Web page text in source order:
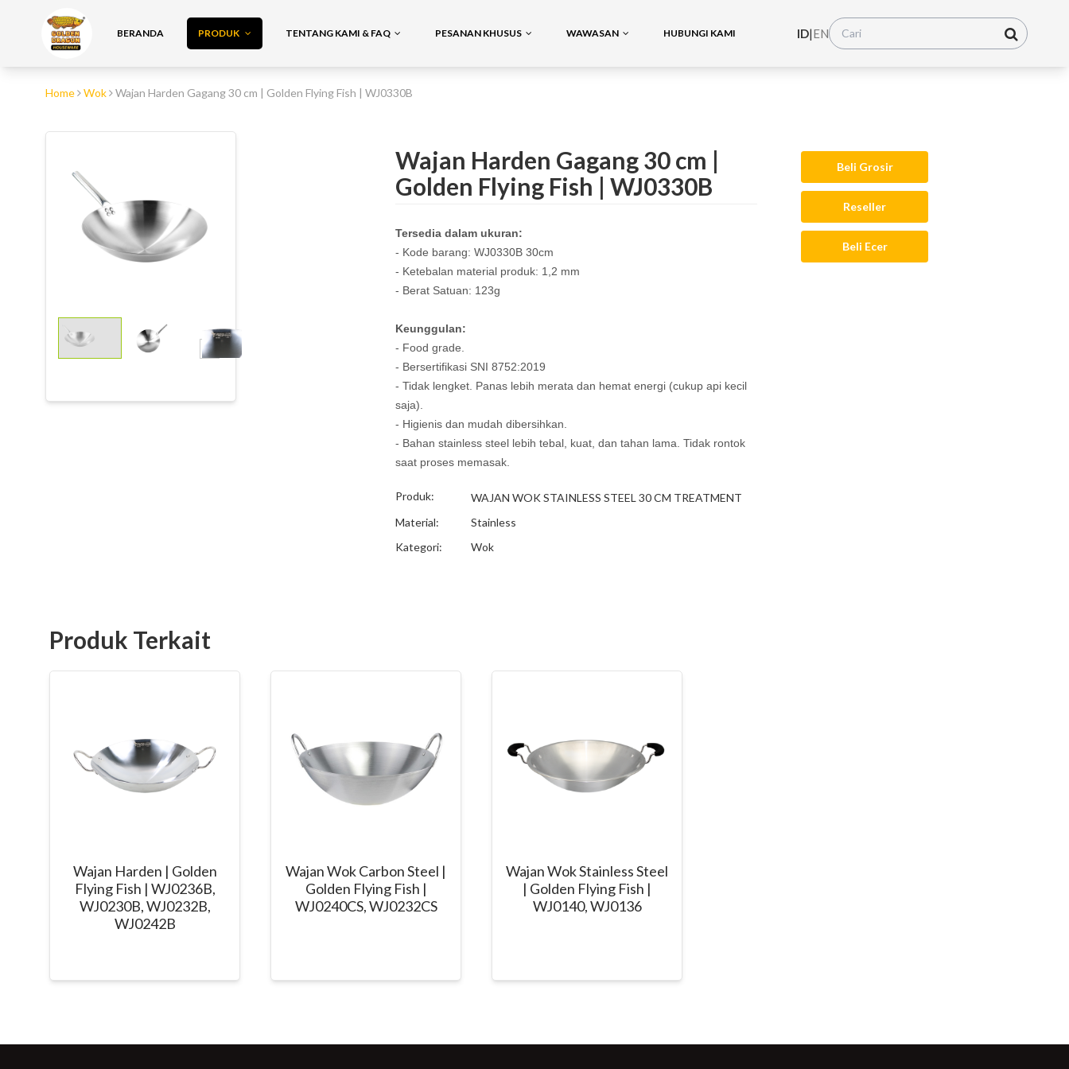
BERANDA PRODUK TENTANG KAMI & FAQ PESANAN KHUSUS WAWASAN HUBUNGI KAMI ID|EN
Home Wok Wajan Harden Gagang 30 cm | Golden Flying Fish | WJ0330B
Wajan Harden Gagang 30 cm |
Golden Flying Fish | WJ0330B
Tersedia dalam ukuran:
- Kode barang: WJ0330B 30cm
- Ketebalan material produk: 1,2 mm
- Berat Satuan: 123g
Keunggulan:
- Food grade.
- Bersertifikasi SNI 8752:2019
- Tidak lengket. Panas lebih merata dan hemat energi (cukup api kecil
saja).
- Higienis dan mudah dibersihkan.
- Bahan stainless steel lebih tebal, kuat, dan tahan lama. Tidak rontok
saat proses memasak.
Produk:
WAJAN WOK STAINLESS STEEL 30 CM TREATMENT
Material:
Stainless
Kategori:
Wok
Beli Grosir
Reseller
Beli Ecer
Produk Terkait
Wajan Harden | Golden
Flying Fish | WJ0236B,
WJ0230B, WJ0232B,
WJ0242B
Wajan Wok Carbon Steel |
Golden Flying Fish |
WJ0240CS, WJ0232CS
Wajan Wok Stainless Steel
| Golden Flying Fish |
WJ0140, WJ0136